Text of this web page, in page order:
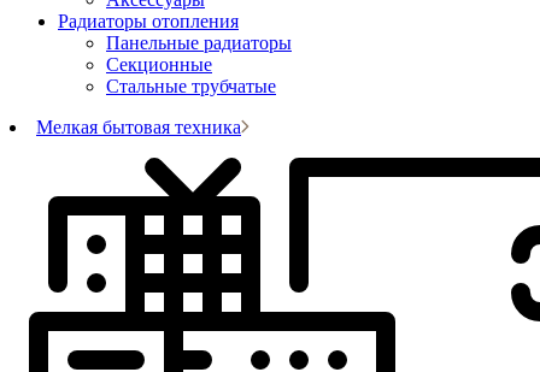
Радиаторы отопления
Панельные радиаторы
Секционные
Стальные трубчатые
Мелкая бытовая техника